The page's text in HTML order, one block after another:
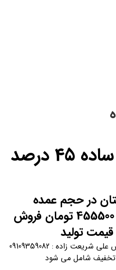
پارچه مطهری ساده 45 درصد
در حجم عمده
و رنگهای متنوع فقط 455500 تومان فروش
قیمت تولید
زاده : 09109359082